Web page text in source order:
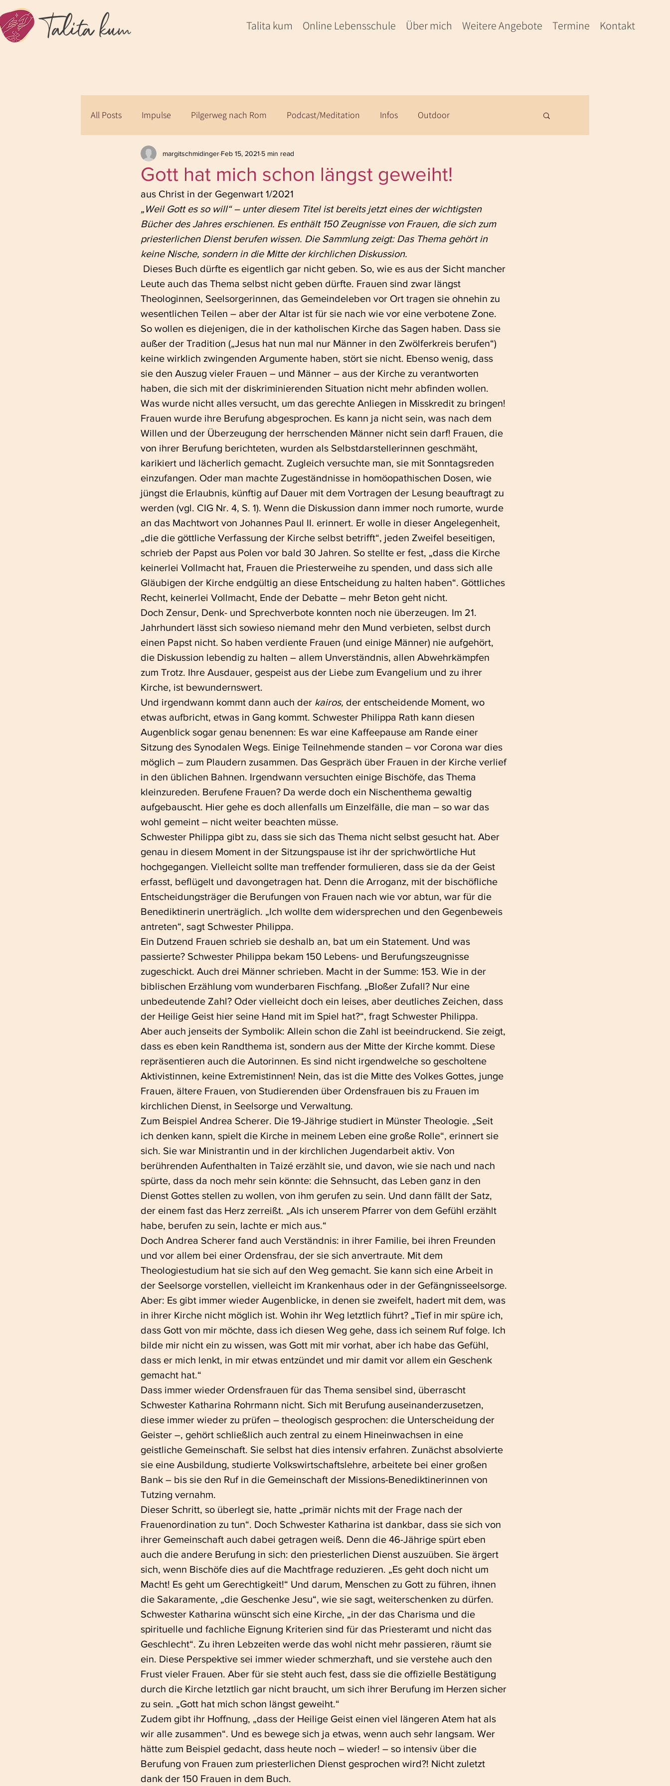
Talita kum Online Lebensschule Über mich Weitere Angebote Termine Kontakt
All Posts Impulse Pilgerweg nach Rom Podcast/Meditation Infos Outdoor
Gott hat mich schon längst geweiht!
margitschmidinger Feb 15, 2021 5 min read
aus Christ in der Gegenwart 1/2021
„Weil Gott es so will“ – unter diesem Titel ist bereits jetzt eines der wichtigsten
Bücher des Jahres erschienen. Es enthält 150 Zeugnisse von Frauen, die sich zum
priesterlichen Dienst berufen wissen. Die Sammlung zeigt: Das Thema gehört in
keine Nische, sondern in die Mitte der kirchlichen Diskussion.
Leute auch das Thema selbst nicht geben dürfte. Frauen sind zwar längst
Theologinnen, Seelsorgerinnen, das Gemeindeleben vor Ort tragen sie ohnehin zu
wesentlichen Teilen – aber der Altar ist für sie nach wie vor eine verbotene Zone.
So wollen es diejenigen, die in der katholischen Kirche das Sagen haben. Dass sie
außer der Tradition („Jesus hat nun mal nur Männer in den Zwölferkreis berufen“)
keine wirklich zwingenden Argumente haben, stört sie nicht. Ebenso wenig, dass
sie den Auszug vieler Frauen – und Männer – aus der Kirche zu verantworten
haben, die sich mit der diskriminierenden Situation nicht mehr abfinden wollen.
Was wurde nicht alles versucht, um das gerechte Anliegen in Misskredit zu bringen!
Frauen wurde ihre Berufung abgesprochen. Es kann ja nicht sein, was nach dem
Willen und der Überzeugung der herrschenden Männer nicht sein darf! Frauen, die
von ihrer Berufung berichteten, wurden als Selbstdarstellerinnen geschmäht,
karikiert und lächerlich gemacht. Zugleich versuchte man, sie mit Sonntagsreden
einzufangen. Oder man machte Zugeständnisse in homöopathischen Dosen, wie
jüngst die Erlaubnis, künftig auf Dauer mit dem Vortragen der Lesung beauftragt zu
werden (vgl. CIG Nr. 4, S. 1). Wenn die Diskussion dann immer noch rumorte, wurde
an das Machtwort von Johannes Paul II. erinnert. Er wolle in dieser Angelegenheit,
„die die göttliche Verfassung der Kirche selbst betrifft“, jeden Zweifel beseitigen,
schrieb der Papst aus Polen vor bald 30 Jahren. So stellte er fest, „dass die Kirche
keinerlei Vollmacht hat, Frauen die Priesterweihe zu spenden, und dass sich alle
Gläubigen der Kirche endgültig an diese Entscheidung zu halten haben“. Göttliches
Recht, keinerlei Vollmacht, Ende der Debatte – mehr Beton geht nicht.
Doch Zensur, Denk- und Sprechverbote konnten noch nie überzeugen. Im 21.
Jahrhundert lässt sich sowieso niemand mehr den Mund verbieten, selbst durch
einen Papst nicht. So haben verdiente Frauen (und einige Männer) nie aufgehört,
die Diskussion lebendig zu halten – allem Unverständnis, allen Abwehrkämpfen
zum Trotz. Ihre Ausdauer, gespeist aus der Liebe zum Evangelium und zu ihrer
Kirche, ist bewundernswert.
Und irgendwann kommt dann auch der kairos, der entscheidende Moment, wo
etwas aufbricht, etwas in Gang kommt. Schwester Philippa Rath kann diesen
Augenblick sogar genau benennen: Es war eine Kaffeepause am Rande einer
Sitzung des Synodalen Wegs. Einige Teilnehmende standen – vor Corona war dies
möglich – zum Plaudern zusammen. Das Gespräch über Frauen in der Kirche verlief
in den üblichen Bahnen. Irgendwann versuchten einige Bischöfe, das Thema
kleinzureden. Berufene Frauen? Da werde doch ein Nischenthema gewaltig
aufgebauscht. Hier gehe es doch allenfalls um Einzelfälle, die man – so war das
wohl gemeint – nicht weiter beachten müsse.
Schwester Philippa gibt zu, dass sie sich das Thema nicht selbst gesucht hat. Aber
genau in diesem Moment in der Sitzungspause ist ihr der sprichwörtliche Hut
hochgegangen. Vielleicht sollte man treffender formulieren, dass sie da der Geist
erfasst, beflügelt und davongetragen hat. Denn die Arroganz, mit der bischöfliche
Entscheidungsträger die Berufungen von Frauen nach wie vor abtun, war für die
Benediktinerin unerträglich. „Ich wollte dem widersprechen und den Gegenbeweis
antreten“, sagt Schwester Philippa.
Ein Dutzend Frauen schrieb sie deshalb an, bat um ein Statement. Und was
passierte? Schwester Philippa bekam 150 Lebens- und Berufungszeugnisse
zugeschickt. Auch drei Männer schrieben. Macht in der Summe: 153. Wie in der
biblischen Erzählung vom wunderbaren Fischfang. „Bloßer Zufall? Nur eine
unbedeutende Zahl? Oder vielleicht doch ein leises, aber deutliches Zeichen, dass
der Heilige Geist hier seine Hand mit im Spiel hat?“, fragt Schwester Philippa.
Aber auch jenseits der Symbolik: Allein schon die Zahl ist beeindruckend. Sie zeigt,
dass es eben kein Randthema ist, sondern aus der Mitte der Kirche kommt. Diese
repräsentieren auch die Autorinnen. Es sind nicht irgendwelche so gescholtene
Aktivistinnen, keine Extremistinnen! Nein, das ist die Mitte des Volkes Gottes, junge
Frauen, ältere Frauen, von Studierenden über Ordensfrauen bis zu Frauen im
kirchlichen Dienst, in Seelsorge und Verwaltung.
Zum Beispiel Andrea Scherer. Die 19-Jährige studiert in Münster Theologie. „Seit
ich denken kann, spielt die Kirche in meinem Leben eine große Rolle“, erinnert sie
sich. Sie war Ministrantin und in der kirchlichen Jugendarbeit aktiv. Von
berührenden Aufenthalten in Taizé erzählt sie, und davon, wie sie nach und nach
spürte, dass da noch mehr sein könnte: die Sehnsucht, das Leben ganz in den
Dienst Gottes stellen zu wollen, von ihm gerufen zu sein. Und dann fällt der Satz,
der einem fast das Herz zerreißt. „Als ich unserem Pfarrer von dem Gefühl erzählt
habe, berufen zu sein, lachte er mich aus.“
Doch Andrea Scherer fand auch Verständnis: in ihrer Familie, bei ihren Freunden
und vor allem bei einer Ordensfrau, der sie sich anvertraute. Mit dem
Theologiestudium hat sie sich auf den Weg gemacht. Sie kann sich eine Arbeit in
der Seelsorge vorstellen, vielleicht im Krankenhaus oder in der Gefängnisseelsorge.
Aber: Es gibt immer wieder Augenblicke, in denen sie zweifelt, hadert mit dem, was
in ihrer Kirche nicht möglich ist. Wohin ihr Weg letztlich führt? „Tief in mir spüre ich,
dass Gott von mir möchte, dass ich diesen Weg gehe, dass ich seinem Ruf folge. Ich
bilde mir nicht ein zu wissen, was Gott mit mir vorhat, aber ich habe das Gefühl,
dass er mich lenkt, in mir etwas entzündet und mir damit vor allem ein Geschenk
gemacht hat.“
Dass immer wieder Ordensfrauen für das Thema sensibel sind, überrascht
Schwester Katharina Rohrmann nicht. Sich mit Berufung auseinanderzusetzen,
diese immer wieder zu prüfen – theologisch gesprochen: die Unterscheidung der
Geister –, gehört schließlich auch zentral zu einem Hineinwachsen in eine
geistliche Gemeinschaft. Sie selbst hat dies intensiv erfahren. Zunächst absolvierte
sie eine Ausbildung, studierte Volkswirtschaftslehre, arbeitete bei einer großen
Bank – bis sie den Ruf in die Gemeinschaft der Missions-Benediktinerinnen von
Tutzing vernahm.
Dieser Schritt, so überlegt sie, hatte „primär nichts mit der Frage nach der
Frauenordination zu tun“. Doch Schwester Katharina ist dankbar, dass sie sich von
ihrer Gemeinschaft auch dabei getragen weiß. Denn die 46-Jährige spürt eben
auch die andere Berufung in sich: den priesterlichen Dienst auszuüben. Sie ärgert
sich, wenn Bischöfe dies auf die Machtfrage reduzieren. „Es geht doch nicht um
Macht! Es geht um Gerechtigkeit!“ Und darum, Menschen zu Gott zu führen, ihnen
die Sakaramente, „die Geschenke Jesu“, wie sie sagt, weiterschenken zu dürfen.
Schwester Katharina wünscht sich eine Kirche, „in der das Charisma und die
spirituelle und fachliche Eignung Kriterien sind für das Priesteramt und nicht das
Geschlecht“. Zu ihren Lebzeiten werde das wohl nicht mehr passieren, räumt sie
ein. Diese Perspektive sei immer wieder schmerzhaft, und sie verstehe auch den
Frust vieler Frauen. Aber für sie steht auch fest, dass sie die offizielle Bestätigung
durch die Kirche letztlich gar nicht braucht, um sich ihrer Berufung im Herzen sicher
zu sein. „Gott hat mich schon längst geweiht.“
Zudem gibt ihr Hoffnung, „dass der Heilige Geist einen viel längeren Atem hat als
wir alle zusammen“. Und es bewege sich ja etwas, wenn auch sehr langsam. Wer
hätte zum Beispiel gedacht, dass heute noch – wieder! – so intensiv über die
Berufung von Frauen zum priesterlichen Dienst gesprochen wird?! Nicht zuletzt
dank der 150 Frauen in dem Buch.